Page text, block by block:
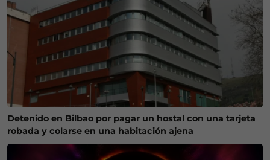
Detenido en Bilbao por pagar un hostal con una tarjeta
robada y colarse en una habitación ajena